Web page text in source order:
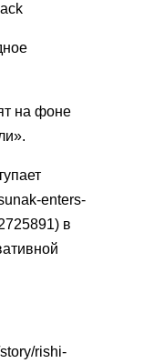
на фоне
enters-
в
rishi-